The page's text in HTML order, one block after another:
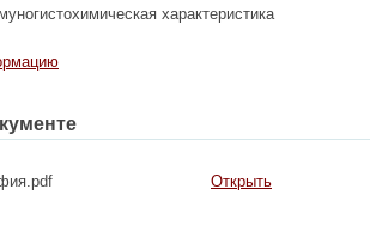
характеристика
Открыть